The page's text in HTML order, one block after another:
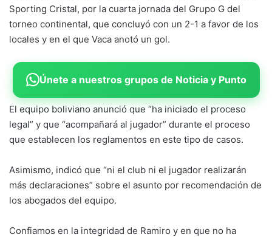
Sporting Cristal, por la cuarta jornada del Grupo G del
torneo continental, que concluyó con un 2-1 a favor de los
locales y en el que Vaca anotó un gol.
Únete a nuestros grupos de Noticia y Punto
El equipo boliviano anunció que “ha iniciado el proceso
legal” y que “acompañará al jugador” durante el proceso
que establecen los reglamentos en este tipo de casos.
Asimismo, indicó que “ni el club ni el jugador realizarán
más declaraciones” sobre el asunto por recomendación de
los abogados del equipo.
Confiamos en la integridad de Ramiro y en que no ha